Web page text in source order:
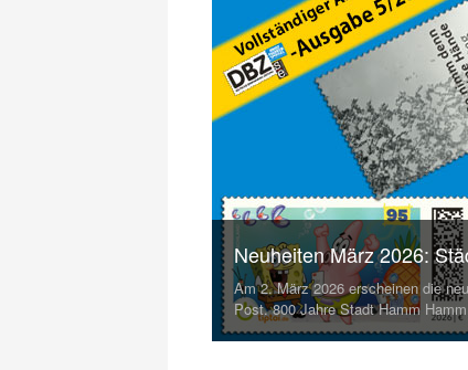
Neuheiten März 2026:
Am 2. März 2026 erscheinen die
Post. 800 Jahre Stadt Hamm